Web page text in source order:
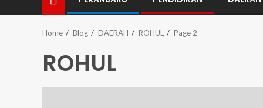
Home Blog DAERAH ROHUL Page 2
ROHUL